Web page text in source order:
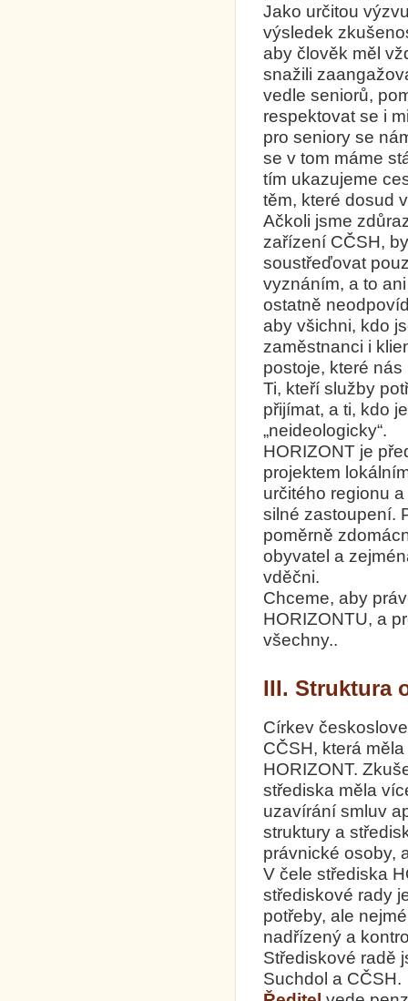
Jako určitou
výsledek
aby člověk měl
snažili
vedle seniorů,
respektovat se i
pro seniory se
se v tom máme
tím ukazujeme
těm, které dosud
Ačkoli jsme
zařízení CČSH,
soustřeďovat
vyznáním, a to
ostatně
aby všichni, kdo
zaměstnanci i
postoje, které
Ti, kteří služby
přijímat, a ti, kdo
„neideologicky“.
HORIZONT je
projektem
určitého regionu
silné zastoupení.
poměrně
obyvatel a
vděčni.
Chceme, aby
HORIZONTU, a
všechny..
III. Struktura
Církev
CČSH, která
HORIZONT.
střediska měla
uzavírání smluv
struktury a
právnické osoby,
V čele střediska
střediskové rady
potřeby, ale
nadřízený a
Střediskové radě
Suchdol a CČSH.